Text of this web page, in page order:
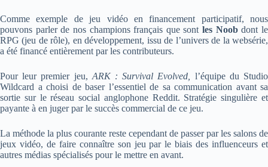
Comme exemple de jeu vidéo en financement participatif, nous
pouvons parler de nos champions français que sontles Noobdont le
RPG (jeu de rôle), en développement, issu de l’univers de la websérie,
a été financé entièrement par les contributeurs.
Pour leur premier jeu, ARK : Survival Evolved, l’équipe du Studio
Wildcard a choisi de baser l’essentiel de sa communication avant sa
sortie sur le réseau social anglophone Reddit. Stratégie singulière et
payante à en juger par le succès commercial de ce jeu.
La méthode la plus courante reste cependant de passer par les salons de
jeux vidéo, de faire connaître son jeu par le biais des influenceurs et
autres médias spécialisés pour le mettre en avant.